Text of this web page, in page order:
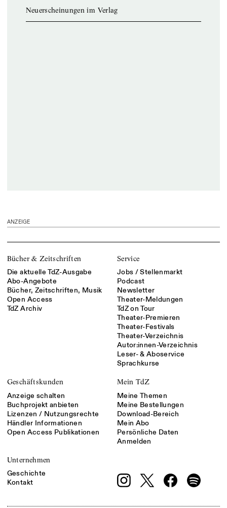
Neuerscheinungen im Verlag
ANZEIGE
Bücher & Zeitschriften
Die aktuelle TdZ-Ausgabe
Abo-Angebote
Bücher, Zeitschriften, Musik
Open Access
TdZ Archiv
Service
Jobs / Stellenmarkt
Podcast
Newsletter
Theater-Meldungen
TdZ on Tour
Theater-Premieren
Theater-Festivals
Theater-Verzeichnis
Autor:innen-Verzeichnis
Leser- & Aboservice
Sprachkurse
Geschäftskunden
Anzeige schalten
Buchprojekt anbieten
Lizenzen / Nutzungsrechte
Händler Informationen
Open Access Publikationen
Mein TdZ
Meine Themen
Meine Bestellungen
Download-Bereich
Mein Abo
Persönliche Daten
Anmelden
Unternehmen
Geschichte
Kontakt